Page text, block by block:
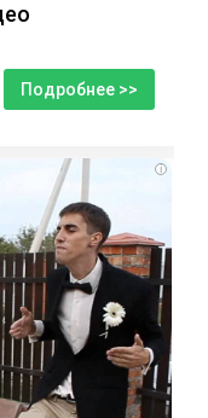
Подробнее >>
i